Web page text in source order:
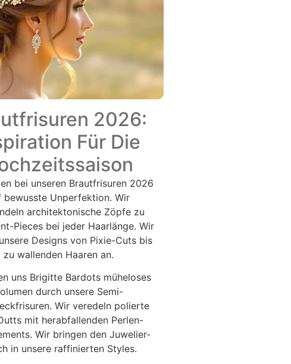
2026:
Für Die
bei unseren Brautfrisuren 2026
bewusste Unperfektion. Wir
architektonische Zöpfe zu
Pieces bei jeder Haarlänge. Wir
Designs von Pixie-Cuts bis
zu wallenden Haaren an.
uns Brigitte Bardots müheloses
durch unsere Semi-
Wir veredeln polierte
mit herabfallenden Perlen-
Wir bringen den Juwelier-
in unsere raffinierten Styles.